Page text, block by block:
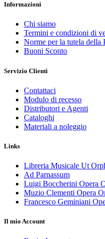
Informazioni
Chi siamo
Termini e condizioni di
Norme per la tutela della
Buoni Sconto
Servizio Clienti
Contattaci
Modulo di recesso
Distributori e Agenti
Cataloghi
Materiali a noleggio
Links
Libreria Musicale Ut
Ad Parnassum
Luigi Boccherini Opera
Muzio Clementi Opera
Francesco Geminiani
Il mio Account